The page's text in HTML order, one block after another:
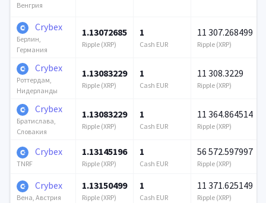
Венгрия
Crybex
Берлин,
Германия
1.13072685
Ripple (XRP)
1
Cash EUR
11 307.268499
Ripple (XRP)
Crybex
Роттердам,
Нидерланды
1.13083229
Ripple (XRP)
1
Cash EUR
11 308.3229
Ripple (XRP)
Crybex
Братислава,
Словакия
1.13083229
Ripple (XRP)
1
Cash EUR
11 364.864514
Ripple (XRP)
Crybex
TNRF
1.13145196
Ripple (XRP)
1
Cash EUR
56 572.597997
Ripple (XRP)
Crybex
Вена, Австрия
1.13150499
Ripple (XRP)
1
Cash EUR
11 371.625149
Ripple (XRP)